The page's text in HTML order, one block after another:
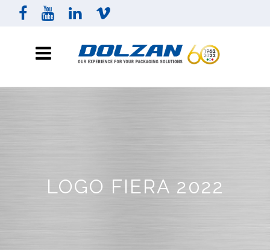
LOGO FIERA 2022